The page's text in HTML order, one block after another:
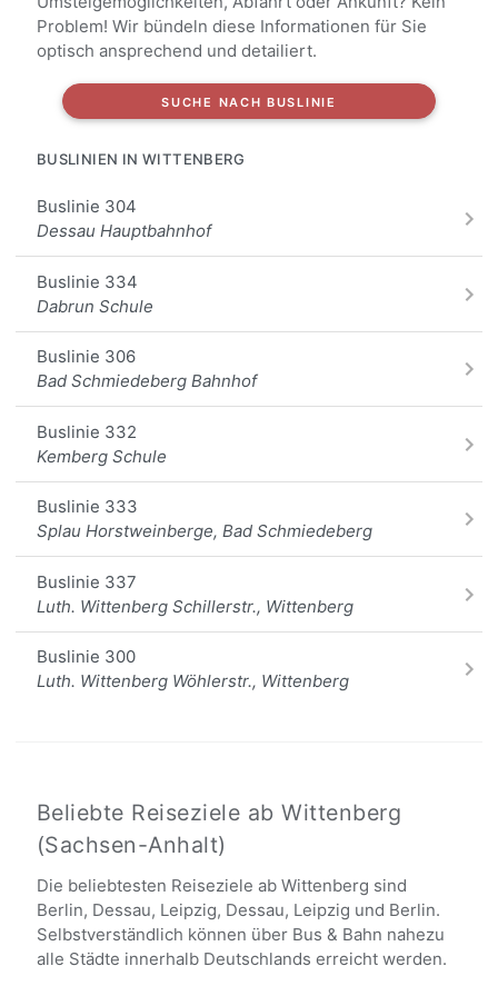
Reinsdorf Gartenstr., Wittenberg
Luth. Wittenberg Piesteritz Bergstr., Wittenberg
Luth. Wittenberg Florian-Geyer-Str., Wittenberg
Luth. Wittenberg Damaschkestr., Wittenberg
Luth. Wittenberg Piesteritz PCI, Wittenberg
Luth. Wittenberg Klinik Bosse, Wittenberg
Luth. Wittenberg Friedrichstr., Wittenberg
Alle Haltestellen
Problem! Wir bündeln diese Informationen für Sie
optisch ansprechend und detailiert.
SUCHE NACH BUSLINIE
BUSLINIEN IN WITTENBERG
Buslinie 304
Dessau Hauptbahnhof
Buslinie 334
Dabrun Schule
Buslinie 306
Bad Schmiedeberg Bahnhof
Buslinie 332
Kemberg Schule
Buslinie 333
Splau Horstweinberge, Bad Schmiedeberg
Buslinie 337
Luth. Wittenberg Schillerstr., Wittenberg
Buslinie 300
Luth. Wittenberg Wöhlerstr., Wittenberg
Buslinie 303
Luth. Wittenberg Apollensdorf Abzw. Roßlauer Str.,
Buslinie 303W
Luth. Wittenberg Hauptbahnhof, Wittenberg
Buslinie 356
Beliebte Reiseziele ab Wittenberg
(Sachsen-Anhalt)
Die beliebtesten Reiseziele ab Wittenberg sind
Berlin, Dessau, Leipzig, Dessau, Leipzig und Berlin.
Selbstverständlich können über Bus & Bahn nahezu
alle Städte innerhalb Deutschlands erreicht werden.